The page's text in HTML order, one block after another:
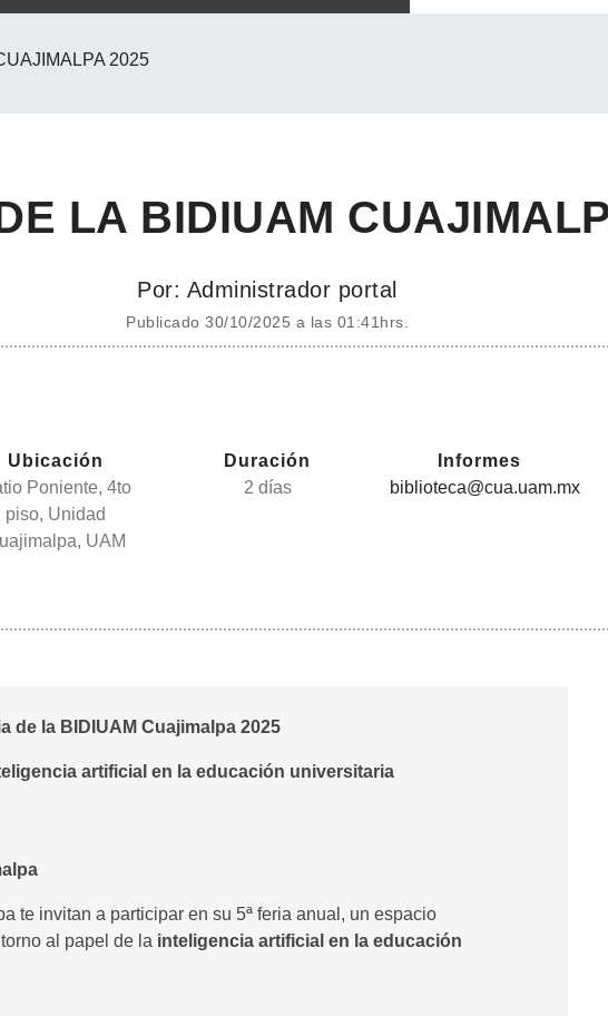
2025
LA BIDIUAM
Por: Administrador portal
Publicado 30/10/2025 a las 01:41hrs.
Ubicación
Poniente, 4to
piso, Unidad
UAM
Duración
2 días
Informes
biblioteca@cua.uam.mx
de la BIDIUAM Cuajimalpa 2025
artificial en la educación universitaria
te invitan a participar en su 5ª feria anual, un espacio
al papel de la inteligencia artificial en la educación